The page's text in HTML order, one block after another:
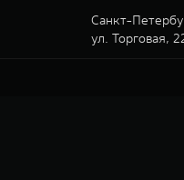
Санкт-
ул. Торговая,